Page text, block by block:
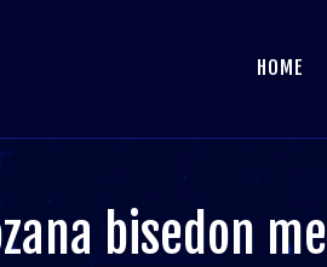
HOME
bisedon me